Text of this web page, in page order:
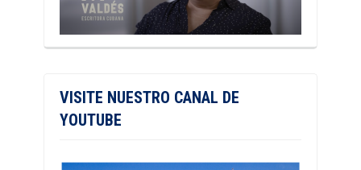
VISITE NUESTRO CANAL DE
YOUTUBE